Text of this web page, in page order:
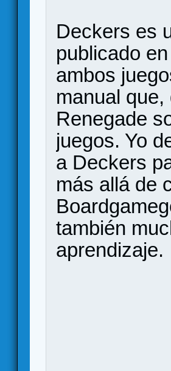
Deckers es
publicado
ambos
manual
Renegade
juegos. Yo
a Deckers
más allá de
también
aprendizaje.